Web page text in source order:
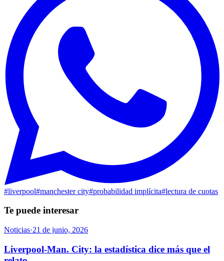
#liverpool#manchester city#probabilidad implícita#lectura de cuotas
Te puede interesar
Noticias·21 de junio, 2026
Liverpool-Man. City: la estadística dice más que el